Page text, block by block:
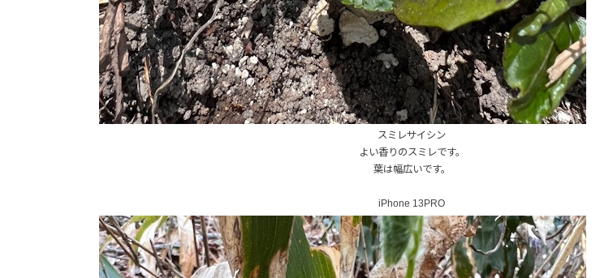
スミレサイシン
よい香りのスミレです。
葉は幅広いです。
iPhone 13PRO